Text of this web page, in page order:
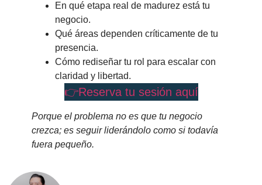
En qué etapa real de madurez está tu
negocio.
Qué áreas dependen críticamente de tu
presencia.
Cómo rediseñar tu rol para escalar con
claridad y libertad.
👉Reserva tu sesión aquí
Porque el problema no es que tu negocio
crezca; es seguir liderándolo como si todavía
fuera pequeño.